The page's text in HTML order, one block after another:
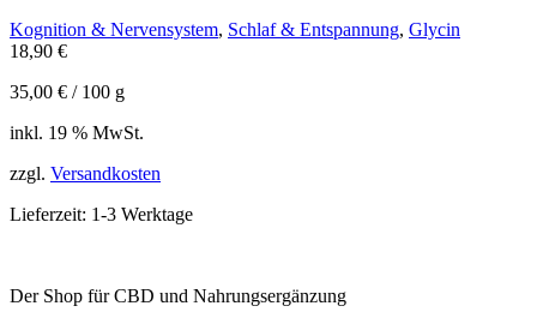
Kognition & Nervensystem, Schlaf & Entspannung, Glycin
18,90 €
35,00 € / 100 g
inkl. 19 % MwSt.
zzgl. Versandkosten
Lieferzeit: 1-3 Werktage
Der Shop für CBD und Nahrungsergänzung